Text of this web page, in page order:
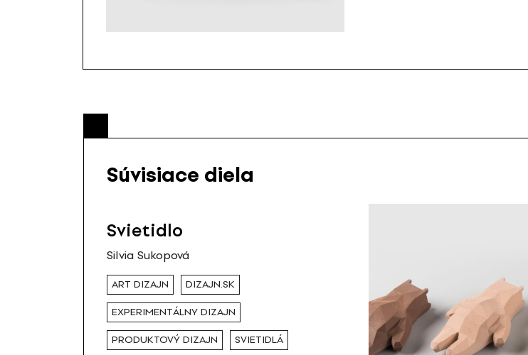
Súvisiace diela
Svietidlo
Silvia Sukopová
ART DIZAJN DIZAJN.SK
EXPERIMENTÁLNY DIZAJN
PRODUKTOVÝ DIZAJN SVIETIDLÁ